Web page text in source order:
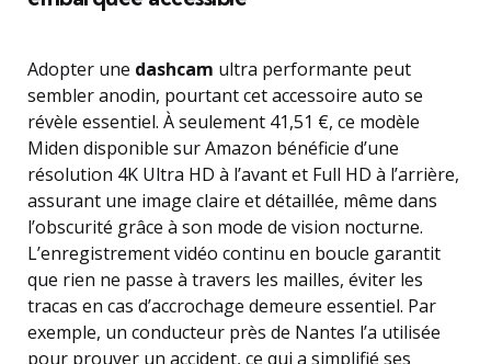
Adopter une dashcam ultra performante peut
sembler anodin, pourtant cet accessoire auto se
révèle essentiel. À seulement 41,51 €, ce modèle
Miden disponible sur Amazon bénéficie d’une
résolution 4K Ultra HD à l’avant et Full HD à l’arrière,
assurant une image claire et détaillée, même dans
l’obscurité grâce à son mode de vision nocturne.
L’enregistrement vidéo continu en boucle garantit
que rien ne passe à travers les mailles, éviter les
tracas en cas d’accrochage demeure essentiel. Par
exemple, un conducteur près de Nantes l’a utilisée
pour prouver un accident, ce qui a simplifié ses